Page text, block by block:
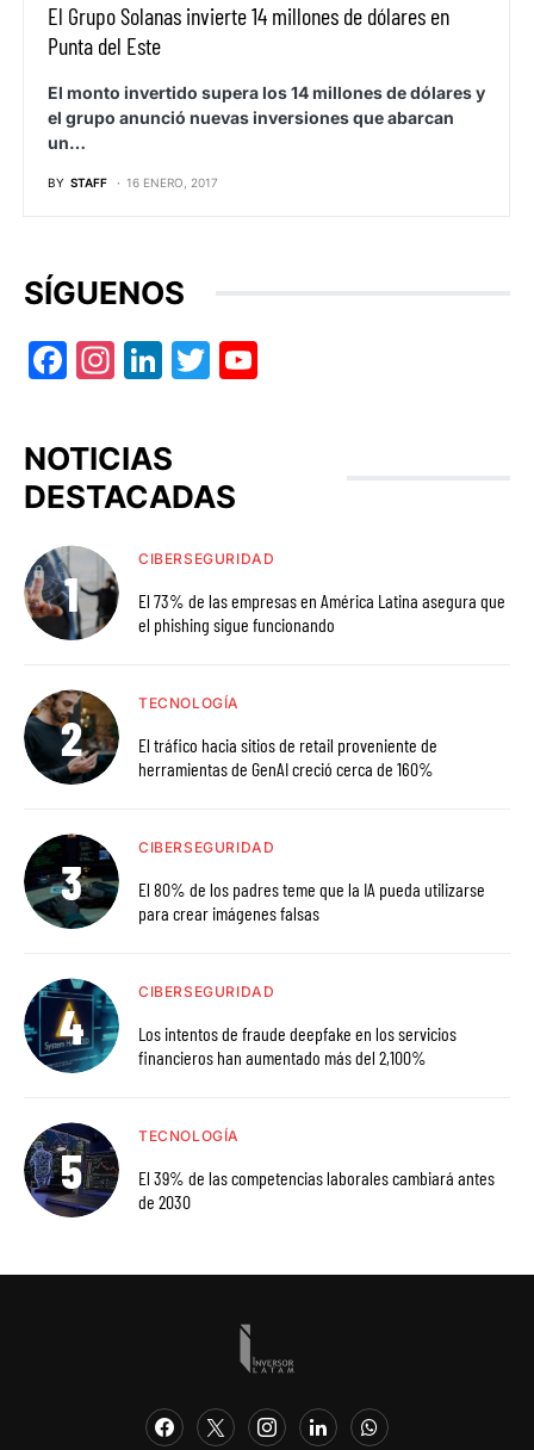
El Grupo Solanas invierte 14 millones de dólares en
Punta del Este
El monto invertido supera los 14 millones de dólares y
el grupo anunció nuevas inversiones que abarcan
un…
BY STAFF 16 ENERO, 2017
SÍGUENOS
Facebook
Instagram
LinkedIn
Twitter
NOTICIAS
DESTACADAS
CIBERSEGURIDAD
El 73% de las empresas en América Latina asegura que
el phishing sigue funcionando
TECNOLOGÍA
El tráfico hacia sitios de retail proveniente de
herramientas de GenAI creció cerca de 160%
CIBERSEGURIDAD
El 80% de los padres teme que la IA pueda utilizarse
para crear imágenes falsas
CIBERSEGURIDAD
Los intentos de fraude deepfake en los servicios
financieros han aumentado más del 2,100%
TECNOLOGÍA
El 39% de las competencias laborales cambiará antes
de 2030